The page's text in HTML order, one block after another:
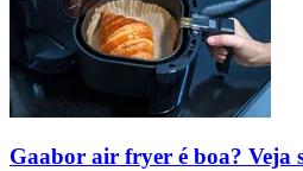
Gaabor air fryer é boa? Veja